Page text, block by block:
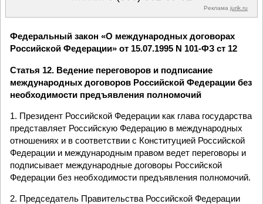
Реклама jurik.ru
Федеральный закон «О международных договорах
Российской Федерации» от 15.07.1995 N 101-ФЗ ст 12
Статья 12. Ведение переговоров и подписание
международных договоров Российской Федерации без
необходимости предъявления полномочий
1. Президент Российской Федерации как глава государства
представляет Российскую Федерацию в международных
отношениях и в соответствии с Конституцией Российской
Федерации и международным правом ведет переговоры и
подписывает международные договоры Российской
Федерации без необходимости предъявления полномочий.
2. Председатель Правительства Российской Федерации